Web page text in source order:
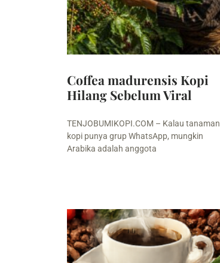
Coffea madurensis Kopi
Hilang Sebelum Viral
TENJOBUMIKOPI.COM – Kalau tanaman
kopi punya grup WhatsApp, mungkin
Arabika adalah anggota